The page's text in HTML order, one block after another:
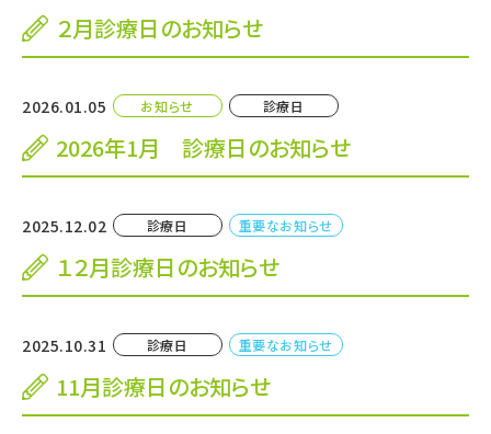
２月診療日のお知らせ
2026.01.05 お知らせ 診療日
2026年1月 診療日のお知らせ
2025.12.02 診療日 重要なお知らせ
１２月診療日のお知らせ
2025.10.31 診療日 重要なお知らせ
11月診療日のお知らせ